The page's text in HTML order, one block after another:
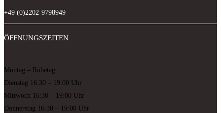
+49 (0)2202-9798949
ÖFFNUNGSZEITEN
Montag – Ruhetag
Dienstag 16:30 – 19:00 Uhr
Mittwoch 16:30 – 19:00 Uhr
Donnerstag 16:30 – 19:00 Uhr